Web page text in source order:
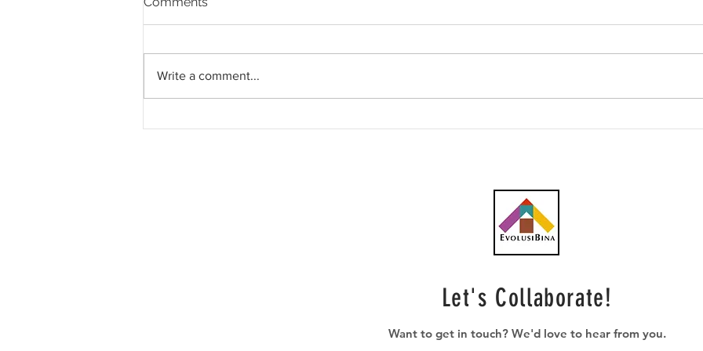
Write a comment...
Let's Collaborate!
Want to get in touch? We'd love to hear from you.